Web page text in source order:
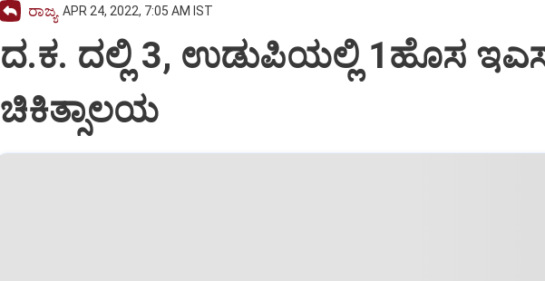
ರಾಜ್ಯ APR 24, 2022, 7:05 AM IST
ದ.ಕ. ದಲ್ಲಿ 3, ಉಡುಪಿಯಲ್ಲಿ 1ಹೊಸ
ಚಿಕಿತ್ಸಾಲಯ